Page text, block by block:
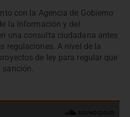
con la Agencia de Gobierno
la Información y del
una consulta ciudadana antes
regulaciones. A nivel de la
de ley para regular que
sanción.